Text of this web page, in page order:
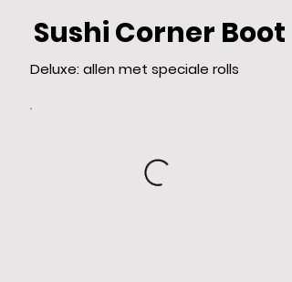
Sushi Corner Boot
Deluxe: allen met speciale rolls